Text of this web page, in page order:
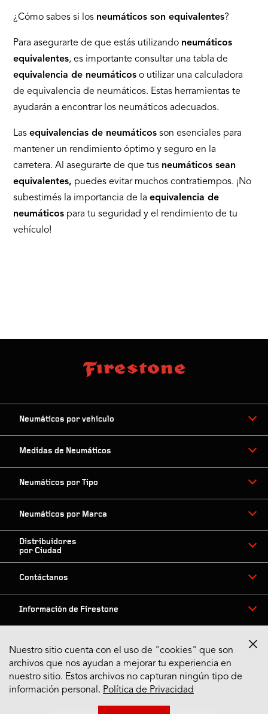
¿Cómo sabes si los neumáticos son equivalentes?
Para asegurarte de que estás utilizando neumáticos
equivalentes, es importante consultar una tabla de
equivalencia de neumáticos o utilizar una calculadora
de equivalencia de neumáticos. Estas herramientas te
ayudarán a encontrar los neumáticos adecuados.
Lasequivalencias de neumáticos son esenciales para
mantener un rendimiento óptimo y seguro en la
carretera. Al asegurarte de que tus neumáticos sean
equivalentes, puedes evitar muchos contratiempos. ¡No
subestimés la importancia de laequivalencia de
neumáticos para tu seguridad y el rendimiento de tu
vehículo!
Neumáticos por vehículo
Medidas de Neumáticos
Neumáticos por Tipo
Neumáticos por Marca
Distribuidores
por Ciudad
Contáctanos
Información de Firestone
Síguenos en Redes
Nuestro sitio cuenta con el uso de "cookies" que son
archivos que nos ayudan a mejorar tu experiencia en
nuestro sitio. Estos archivos no capturan ningún tipo de
información personal. Política de Privacidad